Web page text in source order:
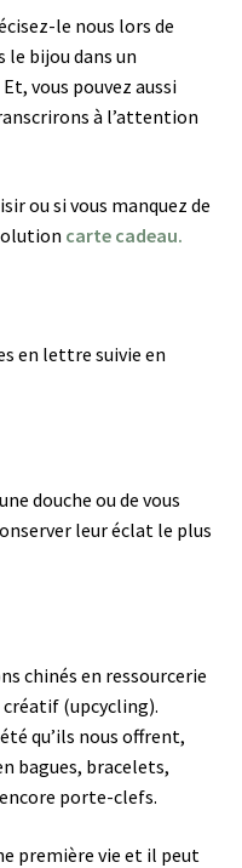
le nous lors de
le bijou dans un
vous pouvez aussi
à l’attention
ou si vous manquez de
carte cadeau.
en lettre suivie en
douche ou de vous
leur éclat le plus
chinés en ressourcerie
créatif (upcycling).
qu’ils nous offrent,
bagues, bracelets,
porte-clefs.
première vie et il peut